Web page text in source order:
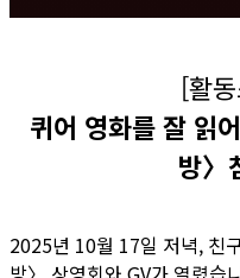
[활
퀴어 영화를 잘 읽
방〉
2025년 10월 17일 저녁, 친